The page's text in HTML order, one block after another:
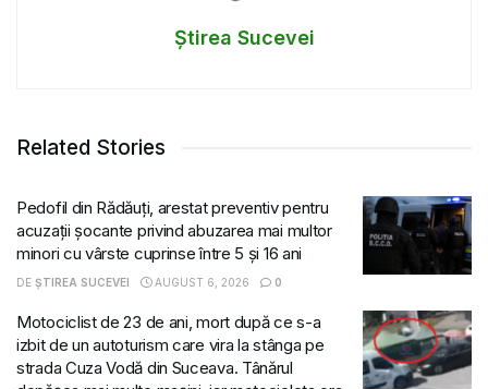
Știrea Sucevei
Related Stories
Pedofil din Rădăuți, arestat preventiv pentru
acuzații șocante privind abuzarea mai multor
minori cu vârste cuprinse între 5 și 16 ani
DE ȘTIREA SUCEVEI AUGUST 6, 2026 0
Motociclist de 23 de ani, mort după ce s-a
izbit de un autoturism care vira la stânga pe
strada Cuza Vodă din Suceava. Tânărul